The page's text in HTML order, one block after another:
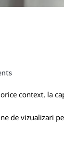
context, la
de vizualizari